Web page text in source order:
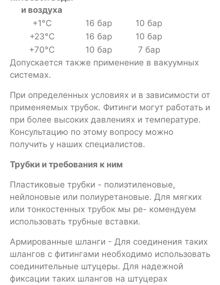
и воздуха
+1°С
16 бар
10 бар
+23°С
16 бар
10 бар
+70°С
10 бар
7 бар
Допускается также применение в вакуумных
системах.
При определенных условиях и в зависимости от
применяемых трубок. Фитинги могут работать и
при более высоких давлениях и температуре.
Консультацию по этому вопросу можно
получить у наших специалистов.
Трубки и требования к ним
Пластиковые трубки - полиэтиленовые,
нейлоновые или полиуретановые. Для мягких
или тонкостенных трубок мы ре- комендуем
использовать трубные вставки.
Армированные шланги - Для соединения таких
шлангов с фитингами необходимо использовать
соединительные штуцеры. Для надежной
фиксации таких шлангов на штуцерах